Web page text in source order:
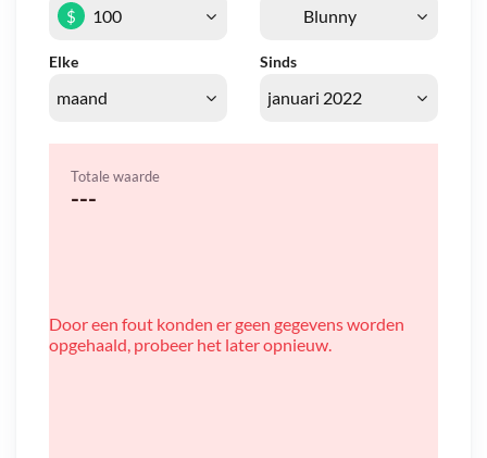
Elke Sinds
$
Totale waarde
---
Door een fout konden er geen gegevens worden
opgehaald, probeer het later opnieuw.